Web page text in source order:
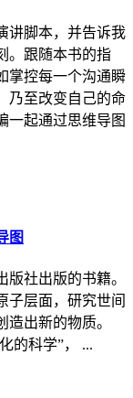
讲脚本，并告诉我
。跟随本书的指
掌控每一个沟通瞬
乃至改变自己的命
一起通过思维导图
图
版社出版的书籍。
子层面，研究世间
出新的物质。
的科学”， ...